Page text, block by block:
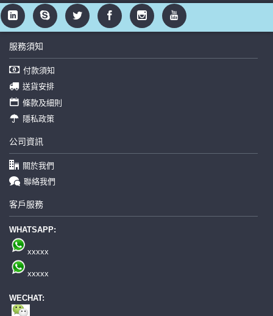
服務須知
付款須知
送貨安排
條款及細則
隱私政策
公司資訊
關於我們
聯絡我們
客戶服務
WHATSAPP:
xxxxx
xxxxx
WECHAT: